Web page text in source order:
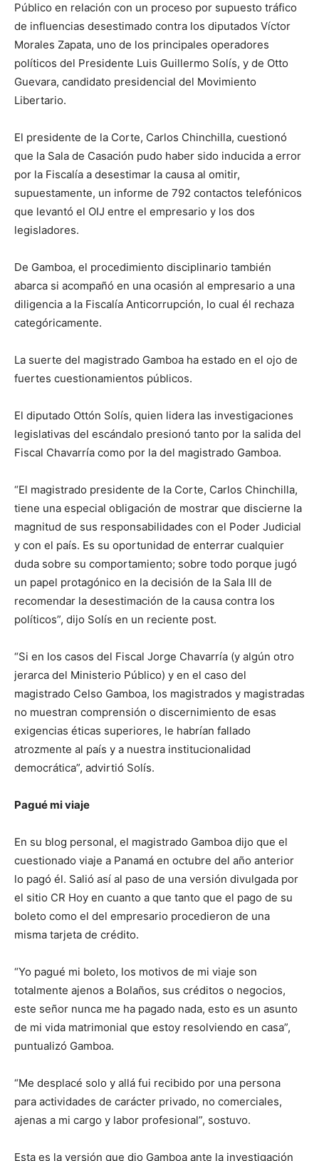
Público en relación con un proceso por supuesto tráfico
de influencias desestimado contra los diputados Víctor
Morales Zapata, uno de los principales operadores
políticos del Presidente Luis Guillermo Solís, y de Otto
Guevara, candidato presidencial del Movimiento
Libertario.
El presidente de la Corte, Carlos Chinchilla, cuestionó
que la Sala de Casación pudo haber sido inducida a error
por la Fiscalía a desestimar la causa al omitir,
supuestamente, un informe de 792 contactos telefónicos
que levantó el OIJ entre el empresario y los dos
legisladores.
De Gamboa, el procedimiento disciplinario también
abarca si acompañó en una ocasión al empresario a una
diligencia a la Fiscalía Anticorrupción, lo cual él rechaza
categóricamente.
La suerte del magistrado Gamboa ha estado en el ojo de
fuertes cuestionamientos públicos.
El diputado Ottón Solís, quien lidera las investigaciones
legislativas del escándalo presionó tanto por la salida del
Fiscal Chavarría como por la del magistrado Gamboa.
“El magistrado presidente de la Corte, Carlos Chinchilla,
tiene una especial obligación de mostrar que discierne la
magnitud de sus responsabilidades con el Poder Judicial
y con el país. Es su oportunidad de enterrar cualquier
duda sobre su comportamiento; sobre todo porque jugó
un papel protagónico en la decisión de la Sala III de
recomendar la desestimación de la causa contra los
políticos”, dijo Solís en un reciente post.
“Si en los casos del Fiscal Jorge Chavarría (y algún otro
jerarca del Ministerio Público) y en el caso del
magistrado Celso Gamboa, los magistrados y magistradas
no muestran comprensión o discernimiento de esas
exigencias éticas superiores, le habrían fallado
atrozmente al país y a nuestra institucionalidad
democrática”, advirtió Solís.
Pagué mi viaje
En su blog personal, el magistrado Gamboa dijo que el
cuestionado viaje a Panamá en octubre del año anterior
lo pagó él. Salió así al paso de una versión divulgada por
el sitio CR Hoy en cuanto a que tanto que el pago de su
boleto como el del empresario procedieron de una
misma tarjeta de crédito.
“Yo pagué mi boleto, los motivos de mi viaje son
totalmente ajenos a Bolaños, sus créditos o negocios,
este señor nunca me ha pagado nada, esto es un asunto
de mi vida matrimonial que estoy resolviendo en casa”,
puntualizó Gamboa.
“Me desplacé solo y allá fui recibido por una persona
para actividades de carácter privado, no comerciales,
ajenas a mi cargo y labor profesional”, sostuvo.
Esta es la versión que dio Gamboa ante la investigación